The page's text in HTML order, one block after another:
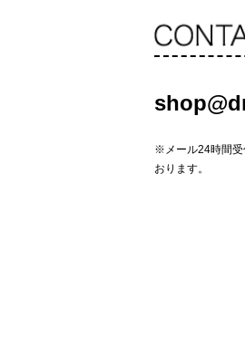
※メール24時間受
おります。